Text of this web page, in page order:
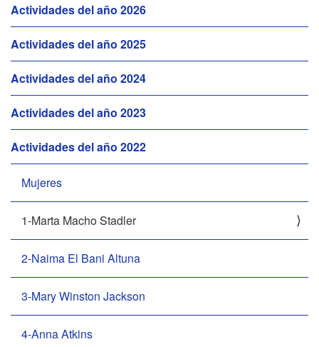
N
a
v
e
g
a
c
i
ó
n
Actividades del año 2026
Actividades del año 2025
Actividades del año 2024
Actividades del año 2023
Actividades del año 2022
Mujeres
1-Marta Macho Stadler
2-Naima El Bani Altuna
3-Mary Winston Jackson
4-Anna Atkins